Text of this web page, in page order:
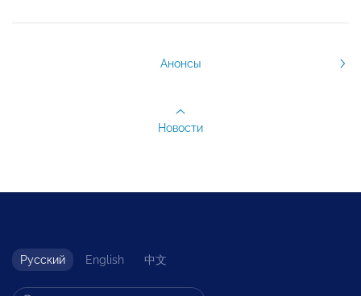
Анонсы
Новости
Русский English 中文